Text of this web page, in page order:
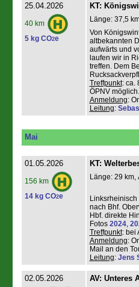
25.04.2026
40 km
5 kg CO2e
KT:
Länge: 37,5
Von
altbekannten
aufwärts und
laufen wir in
treffen. Dem
Treffpunkt: ca.
ÖPNV
Anmeldung:
Leitung:
Mai
01.05.2026
156 km
14 kg CO2e
KT:
Länge: 29 km,
nach Bhf.
Hbf. direkte
Fotos 2024,
Treffpunkt: bei
Anmeldung:
Mail an den
Leitung: Jens
02.05.2026 AV: Unteres